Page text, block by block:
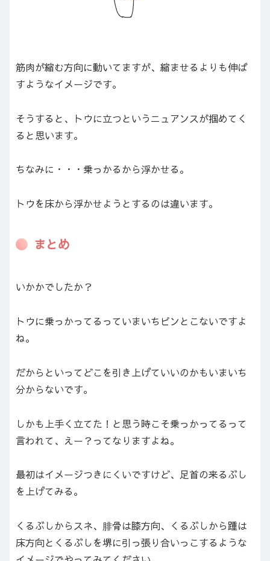
筋肉が縮む方向に動いてますが、縮ませるよりも伸ば
すようなイメージです。
そうすると、トウに立つというニュアンスが掴めてく
ると思います。
ちなみに・・・乗っかるから浮かせる。
トウを床から浮かせようとするのは違います。
まとめ
いかかでしたか？
トウに乗っかってるっていまいちピンとこないですよ
ね。
だからといってどこを引き上げていいのかもいまいち
分からないです。
しかも上手く立てた！と思う時こそ乗っかってるって
言われて、えー？ってなりますよね。
最初はイメージつきにくいですけど、足首の来るぶし
を上げてみる。
くるぶしからスネ、腓骨は膝方向、くるぶしから踵は
床方向とくるぶしを堺に引っ張り合いっこするような